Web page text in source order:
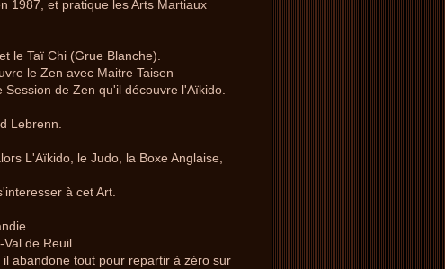
1987, et pratique les Arts Martiaux
le Taï Chi (Grue Blanche).
le Zen avec Maitre Taisen
de Zen qu'il découvre l'Aïkido.
Lebrenn.
L'Aïkido, le Judo, la Boxe Anglaise,
à cet Art.
de Reuil.
abandone tout pour repartir à zéro sur